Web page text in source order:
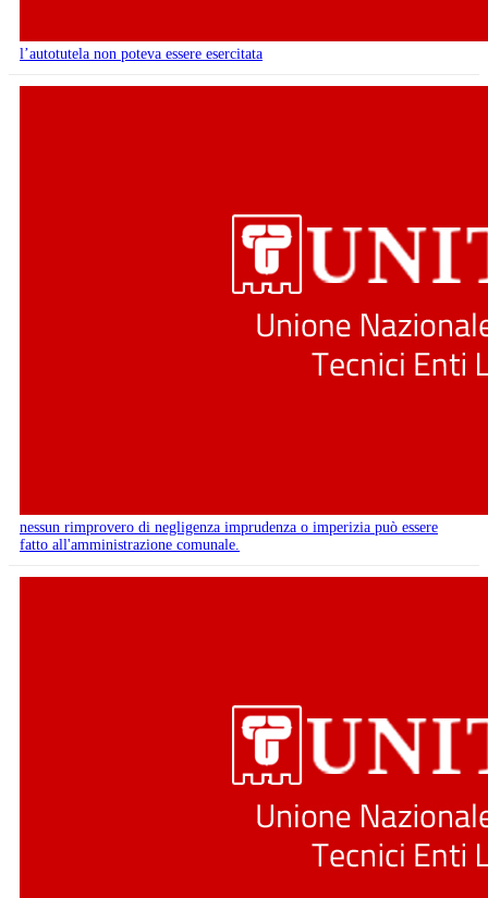
l’autotutela non poteva essere esercitata
nessun rimprovero di negligenza imprudenza o imperizia può essere
fatto all'amministrazione comunale.